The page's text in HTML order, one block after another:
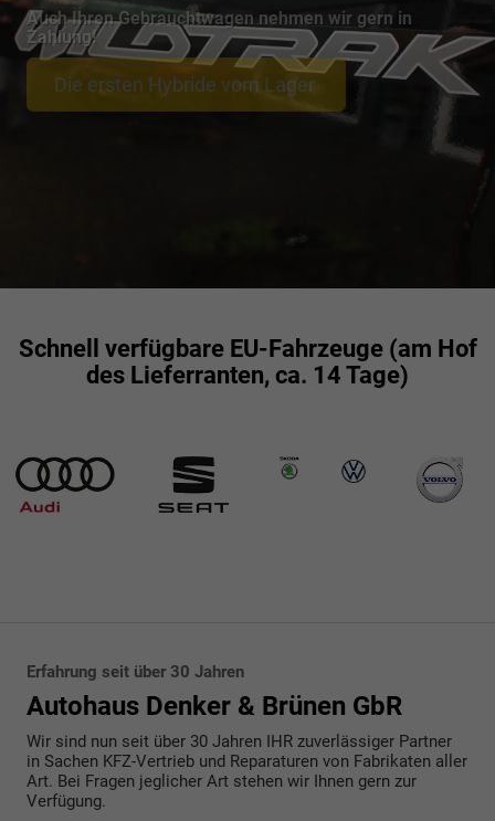
Auch Ihren Gebrauchtwagen nehmen wir gern in
Zahlung!
Die ersten Hybride vom Lager
Schnell verfügbare EU-Fahrzeuge (am Hof
des Lieferranten, ca. 14 Tage)
Erfahrung seit über 30 Jahren
Autohaus Denker & Brünen GbR
Wir sind nun seit über 30 Jahren IHR zuverlässiger Partner
in Sachen KFZ-Vertrieb und Reparaturen von Fabrikaten aller
Art. Bei Fragen jeglicher Art stehen wir Ihnen gern zur
Verfügung.